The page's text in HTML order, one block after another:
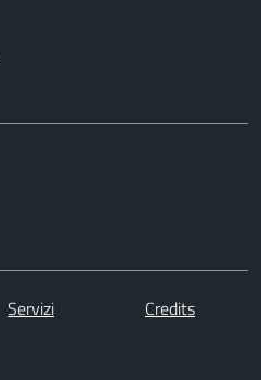
Servizi
Credits